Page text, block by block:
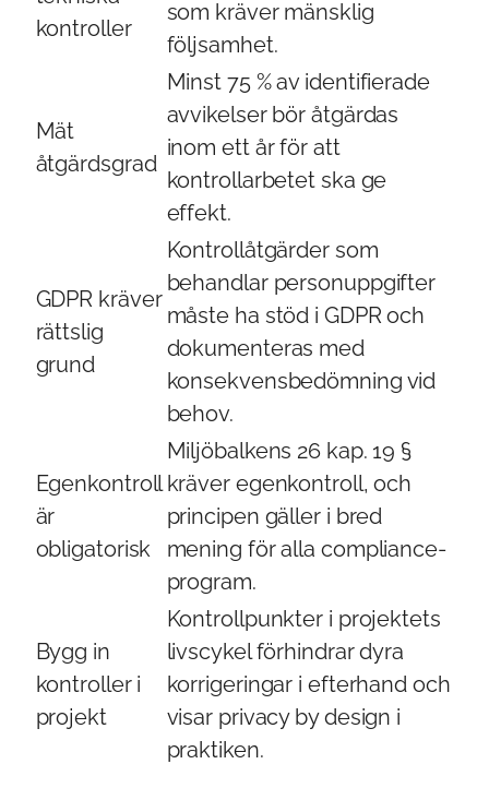
kontroller
som kräver mänsklig
följsamhet.
Mät
åtgärdsgrad
Minst 75 % av identifierade
avvikelser bör åtgärdas
inom ett år för att
kontrollarbetet ska ge
effekt.
GDPR kräver
rättslig
grund
Kontrollåtgärder som
behandlar personuppgifter
måste ha stöd i GDPR och
dokumenteras med
konsekvensbedömning vid
behov.
Egenkontroll
är
obligatorisk
Miljöbalkens 26 kap. 19 §
kräver egenkontroll, och
principen gäller i bred
mening för alla compliance-
program.
Bygg in
kontroller i
projekt
Kontrollpunkter i projektets
livscykel förhindrar dyra
korrigeringar i efterhand och
visar privacy by design i
praktiken.